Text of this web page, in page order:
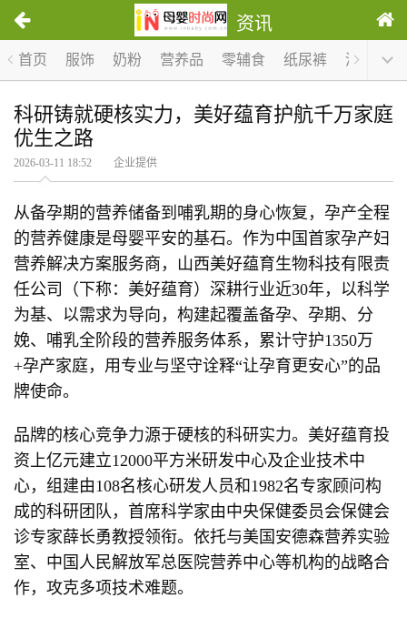
资讯
首页 服饰 奶粉 营养品 零辅食 纸尿裤 洗护
科研铸就硬核实力，美好蕴育护航千万家庭
优生之路
2026-03-11 18:52 企业提供
从备孕期的营养储备到哺乳期的身心恢复，孕产全程
的营养健康是母婴平安的基石。作为中国首家孕产妇
营养解决方案服务商，山西美好蕴育生物科技有限责
任公司（下称：美好蕴育）深耕行业近30年，以科学
为基、以需求为导向，构建起覆盖备孕、孕期、分
娩、哺乳全阶段的营养服务体系，累计守护1350万
+孕产家庭，用专业与坚守诠释“让孕育更安心”的品
牌使命。
品牌的核心竞争力源于硬核的科研实力。美好蕴育投
资上亿元建立12000平方米研发中心及企业技术中
心，组建由108名核心研发人员和1982名专家顾问构
成的科研团队，首席科学家由中央保健委员会保健会
诊专家薛长勇教授领衔。依托与美国安德森营养实验
室、中国人民解放军总医院营养中心等机构的战略合
作，攻克多项技术难题。